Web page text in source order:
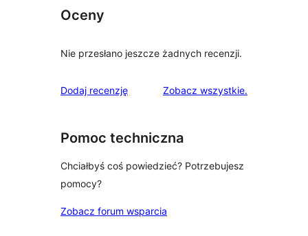
Oceny
Nie przesłano jeszcze żadnych recenzji.
Dodaj recenzję Zobacz wszystkierecenzje
.
Pomoc techniczna
Chciałbyś coś powiedzieć? Potrzebujesz
pomocy?
Zobacz forum wsparcia